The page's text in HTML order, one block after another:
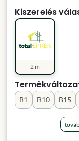
Kiszerelés
2 m
B1 B10 B15